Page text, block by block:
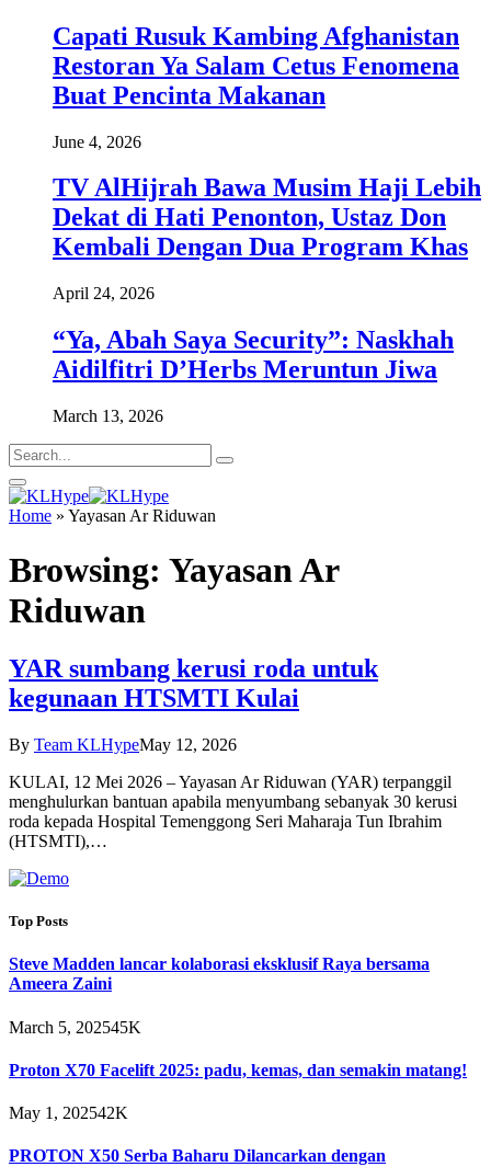
Capati Rusuk Kambing Afghanistan
Restoran Ya Salam Cetus Fenomena
Buat Pencinta Makanan
June 4, 2026
TV AlHijrah Bawa Musim Haji Lebih
Dekat di Hati Penonton, Ustaz Don
Kembali Dengan Dua Program Khas
April 24, 2026
“Ya, Abah Saya Security”: Naskhah
Aidilfitri D’Herbs Meruntun Jiwa
March 13, 2026
Home » Yayasan Ar Riduwan
Browsing: Yayasan Ar
Riduwan
YAR sumbang kerusi roda untuk
kegunaan HTSMTI Kulai
By Team KLHypeMay 12, 2026
KULAI, 12 Mei 2026 – Yayasan Ar Riduwan (YAR) terpanggil
menghulurkan bantuan apabila menyumbang sebanyak 30 kerusi
roda kepada Hospital Temenggong Seri Maharaja Tun Ibrahim
(HTSMTI),…
Top Posts
Steve Madden lancar kolaborasi eksklusif Raya bersama
Ameera Zaini
March 5, 202545K
Proton X70 Facelift 2025: padu, kemas, dan semakin matang!
May 1, 202542K
PROTON X50 Serba Baharu Dilancarkan dengan